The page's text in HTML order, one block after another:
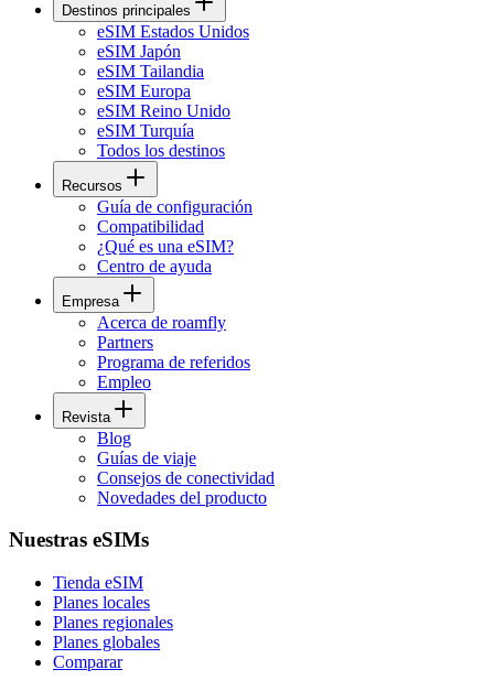
Destinos principales
eSIM Estados Unidos
eSIM Japón
eSIM Tailandia
eSIM Europa
eSIM Reino Unido
eSIM Turquía
Todos los destinos
Recursos
Guía de configuración
Compatibilidad
¿Qué es una eSIM?
Centro de ayuda
Empresa
Acerca de roamfly
Partners
Programa de referidos
Empleo
Revista
Blog
Guías de viaje
Consejos de conectividad
Novedades del producto
Nuestras eSIMs
Tienda eSIM
Planes locales
Planes regionales
Planes globales
Comparar